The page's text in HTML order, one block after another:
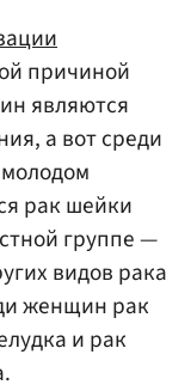
причиной
являются
а вот среди
рак шейки
группе —
видов рака
женщин рак
и рак